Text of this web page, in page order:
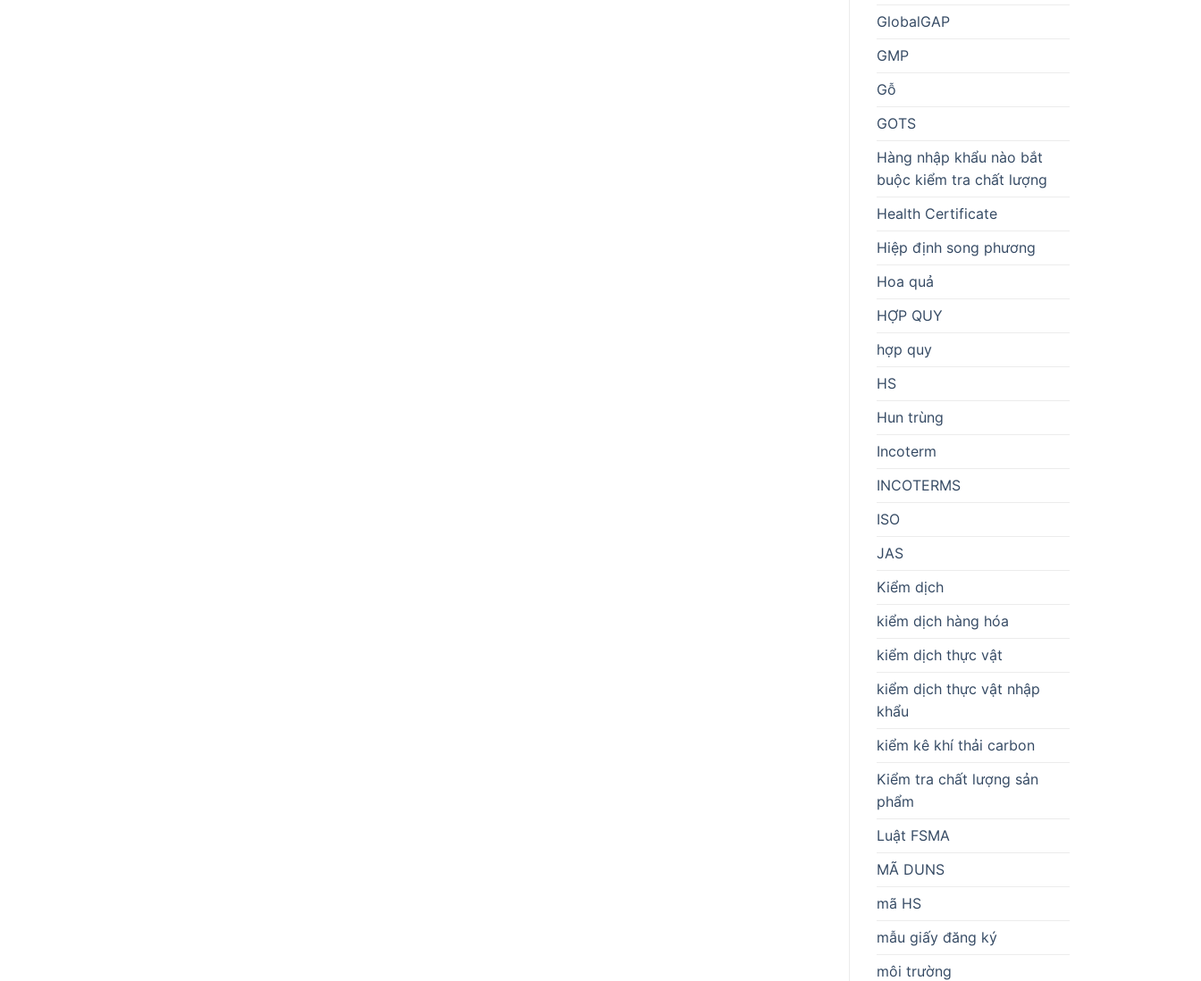
GlobalGAP
GMP
Gỗ
GOTS
Hàng nhập khẩu nào bắt
buộc kiểm tra chất lượng
Health Certificate
Hiệp định song phương
Hoa quả
HỢP QUY
hợp quy
HS
Hun trùng
Incoterm
INCOTERMS
ISO
JAS
Kiểm dịch
kiểm dịch hàng hóa
kiểm dịch thực vật
kiểm dịch thực vật nhập
khẩu
kiểm kê khí thải carbon
Kiểm tra chất lượng sản
phẩm
Luật FSMA
MÃ DUNS
mã HS
mẫu giấy đăng ký
môi trường